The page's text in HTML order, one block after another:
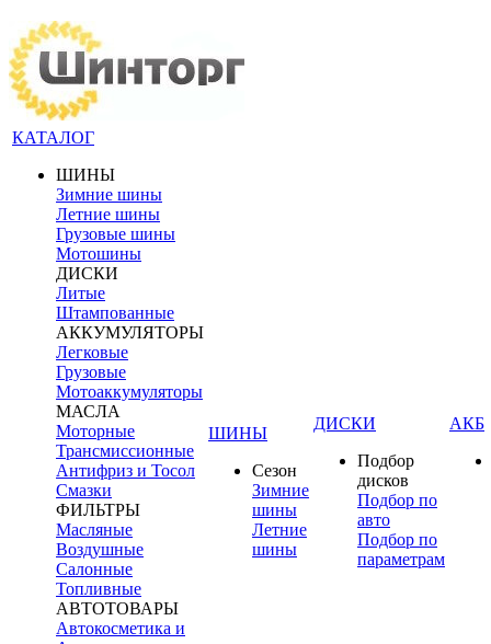
КАТАЛОГ
ШИНЫ
Зимние шины
Летние шины
Грузовые шины
Мотошины
ДИСКИ
Литые
Штампованные
АККУМУЛЯТОРЫ
Легковые
Грузовые
Мотоаккумуляторы
МАСЛА
Моторные
Трансмиссионные
Антифриз и Тосол
Смазки
ФИЛЬТРЫ
Масляные
Воздушные
Салонные
Топливные
АВТОТОВАРЫ
Автокосметика и
ШИНЫ
Сезон
Зимние
шины
Летние
шины
ДИСКИ
Подбор
дисков
Подбор по
авто
Подбор по
параметрам
АКБ